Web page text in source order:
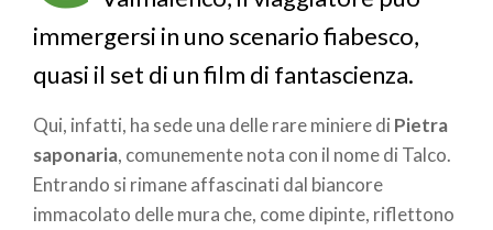
immergersi in uno scenario fiabesco,
quasi il set di un film di fantascienza.
Qui, infatti, ha sede una delle rare miniere di Pietra
saponaria, comunemente nota con il nome di Talco.
Entrando si rimane affascinati dal biancore
immacolato delle mura che, come dipinte, riflettono